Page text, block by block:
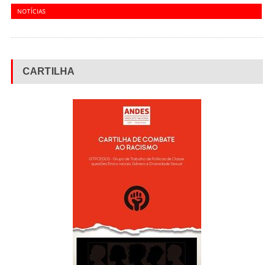
NOTÍCIAS
CARTILHA